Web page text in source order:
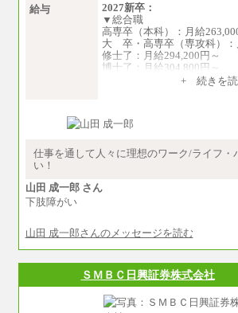
給与
2027新卒：
▼総合職
高専卒（本科）：月給
大 卒・高専卒（専攻科）：
修士了：月給294,200円～
博士了：月給304,800円～
ず個別設定することがありま
▼アソシエイト職
全職種2025年度実績
中途：
※経験、能力を考慮の上
優遇いたします
※自己成長支援金(10,000
※別途、Workstyle支援金(
+ 続きを
仕事を通して人々に理想のワーク/ライフ・
い！
山田 成一郎 さん
下肢障がい
山田 成一郎さんのメッセージを読む
ＳＭＢＣ日興証券株式会社